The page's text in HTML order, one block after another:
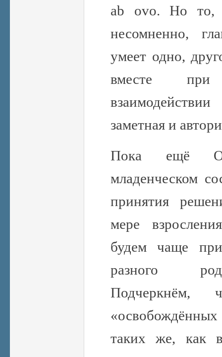
ab ovo. Но то,
несомненно,
умеет одно,
вместе при
заметная и
Пока ещё
младенческом
принятия
мере
будем чаще
разного
таких же, как